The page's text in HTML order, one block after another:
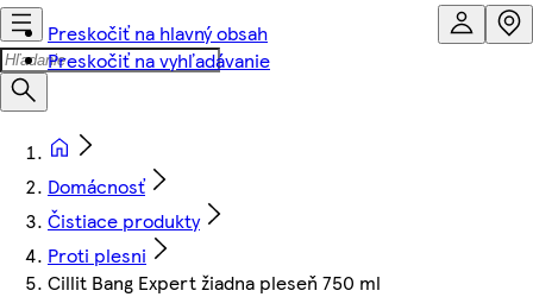
Preskočiť na hlavný obsah
Preskočiť na vyhľadávanie
Domácnosť
Čistiace produkty
Proti plesni
Cillit Bang Expert žiadna pleseň 750 ml